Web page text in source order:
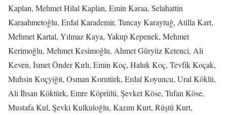
Kaplan, Mehmet Hilal Kaplan, Emin Karaa, Selahattin
Karaahmetoğlu, Erdal Karademir, Tuncay Karaytuğ, Atilla Kart,
Mehmet Kartal, Yılmaz Kaya, Yakup Kepenek, Mehmet
Kerimoğlu, Mehmet Kesimoğlu, Ahmet Güryüz Ketenci, Ali
Keven, İsmet Önder Kırlı, Emin Koç, Haluk Koç, Tevfik Koçak,
Muhsin Koçyiğit, Osman Korutürk, Erdal Koyuncu, Ural Köklü,
Ali İhsan Köktürk, Emre Köprülü, Şevket Köse, Tufan Köse,
Mustafa Kul, Şevki Kulkuloğlu, Kazım Kurt, Rüştü Kurt,